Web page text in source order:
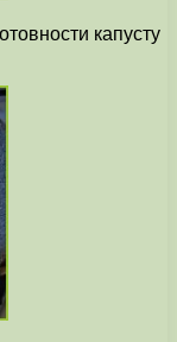
капусту